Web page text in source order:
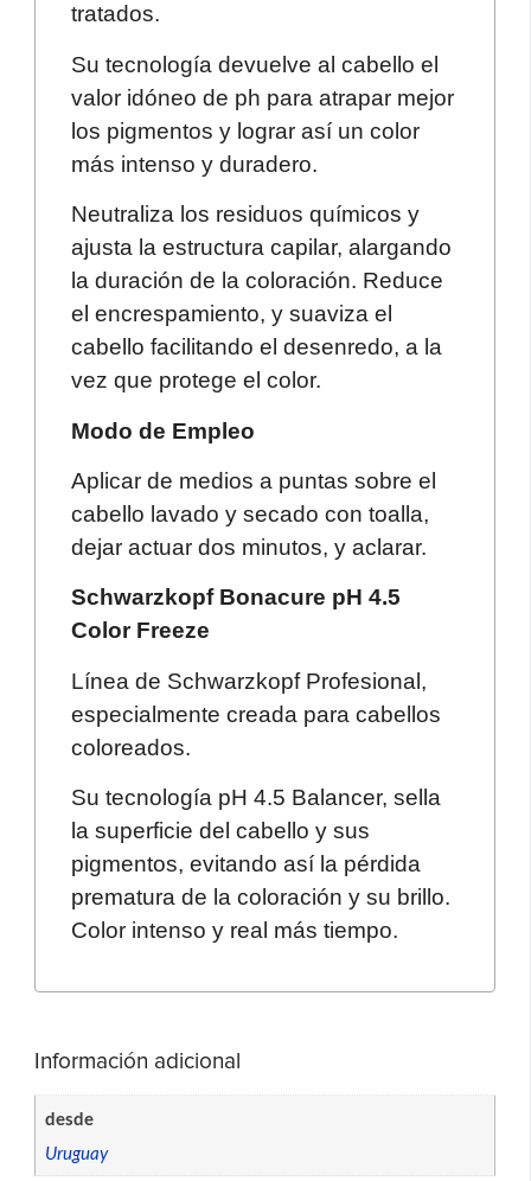
tratados.
Su tecnología devuelve al cabello el
valor idóneo de ph para atrapar mejor
los pigmentos y lograr así un color
más intenso y duradero.
Neutraliza los residuos químicos y
ajusta la estructura capilar, alargando
la duración de la coloración. Reduce
el encrespamiento, y suaviza el
cabello facilitando el desenredo, a la
vez que protege el color.
Modo de Empleo
Aplicar de medios a puntas sobre el
cabello lavado y secado con toalla,
dejar actuar dos minutos, y aclarar.
Schwarzkopf Bonacure pH 4.5
Color Freeze
Línea de Schwarzkopf Profesional,
especialmente creada para cabellos
coloreados.
Su tecnología pH 4.5 Balancer, sella
la superficie del cabello y sus
pigmentos, evitando así la pérdida
prematura de la coloración y su brillo.
Color intenso y real más tiempo.
Información adicional
desde
Uruguay